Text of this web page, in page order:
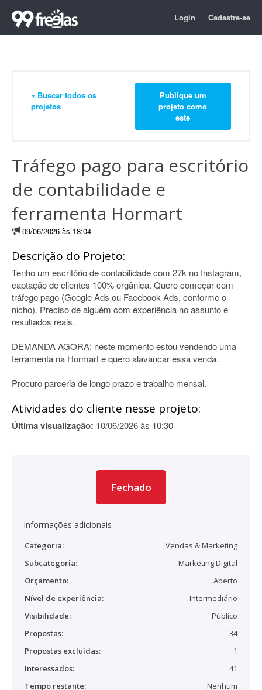
Login Cadastre-se
« Buscar todos os
projetos
Publique um
projeto como
este
Tráfego pago para escritório
de contabilidade e
ferramenta Hormart
09/06/2026 às 18:04
Descrição do Projeto:
Tenho um escritório de contabilidade com 27k no Instagram,
captação de clientes 100% orgânica. Quero começar com
tráfego pago (Google Ads ou Facebook Ads, conforme o
nicho). Preciso de alguém com experiência no assunto e
resultados reais.
DEMANDA AGORA: neste momento estou vendendo uma
ferramenta na Hormart e quero alavancar essa venda.
Procuro parceria de longo prazo e trabalho mensal.
Atividades do cliente nesse projeto:
Última visualização: 10/06/2026 às 10:30
Fechado
Informações adicionais
Categoria:
Vendas & Marketing
Subcategoria:
Marketing Digital
Orçamento:
Aberto
Nível de experiência:
Intermediário
Visibilidade:
Público
Propostas:
34
Propostas excluídas:
1
Interessados:
41
Tempo restante:
Nenhum